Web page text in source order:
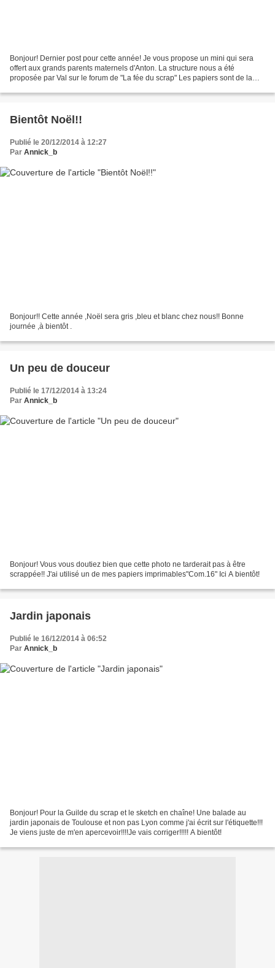
Bonjour! Dernier post pour cette année! Je vous propose un mini qui sera
offert aux grands parents maternels d'Anton. La structure nous a été
proposée par Val sur le forum de "La fée du scrap" Les papiers sont de la
Bientôt Noël!!
Publié le 20/12/2014 à 12:27
Par Annick_b
Bonjour!! Cette année ,Noël sera gris ,bleu et blanc chez nous!! Bonne
journée ,à bientôt .
Un peu de douceur
Publié le 17/12/2014 à 13:24
Par Annick_b
Bonjour! Vous vous doutiez bien que cette photo ne tarderait pas à être
scrappée!! J'ai utilisé un de mes papiers imprimables"Com.16" Ici A bientôt!
Jardin japonais
Publié le 16/12/2014 à 06:52
Par Annick_b
Bonjour! Pour la Guilde du scrap et le sketch en chaîne! Une balade au
jardin japonais de Toulouse et non pas Lyon comme j'ai écrit sur l'étiquette!!!
Je viens juste de m'en apercevoir!!!!Je vais corriger!!!!! A bientôt!